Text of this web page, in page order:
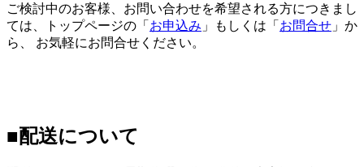
ご検討中のお客様、お問い合わせを希望される方につきまし
ては、トップページの「 お申込み 」もしくは「 お問合せ 」か
ら、 お気軽にお問合せください。
■配送について